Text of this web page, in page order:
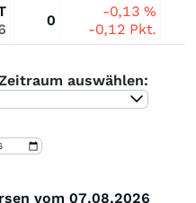
0
-0,13%
-0,12 Pkt.
auswählen:
vom 07.08.2026